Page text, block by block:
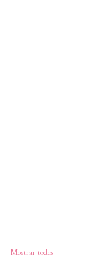
Mostrar todos